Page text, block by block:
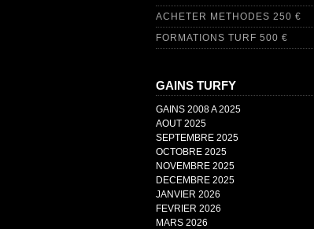
ACHETER METHODES 250 €
FORMATIONS TURF 500 €
GAINS TURFY
GAINS 2008 A 2025
AOUT 2025
SEPTEMBRE 2025
OCTOBRE 2025
NOVEMBRE 2025
DECEMBRE 2025
JANVIER 2026
FEVRIER 2026
MARS 2026